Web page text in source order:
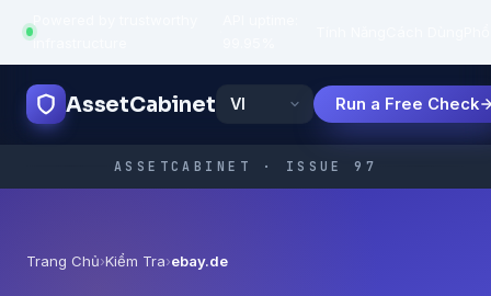
infrastructure
AssetCabinet Run a Free Check
ASSETCABINET · ISSUE 97
Trang Chủ›Kiểm Tra›ebay.de